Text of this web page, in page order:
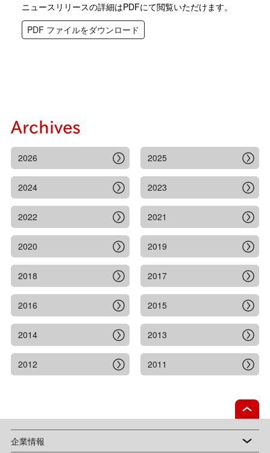
ニュースリリースの詳細はPDFにて閲覧いただけます。
PDF ファイルをダウンロード
Archives
2026 2025
2024 2023
2022 2021
2020 2019
2018 2017
2016 2015
2014 2013
2012 2011
企業情報